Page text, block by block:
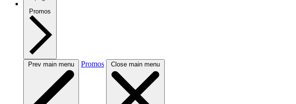
Promos
Prev main menu Promos Close main menu